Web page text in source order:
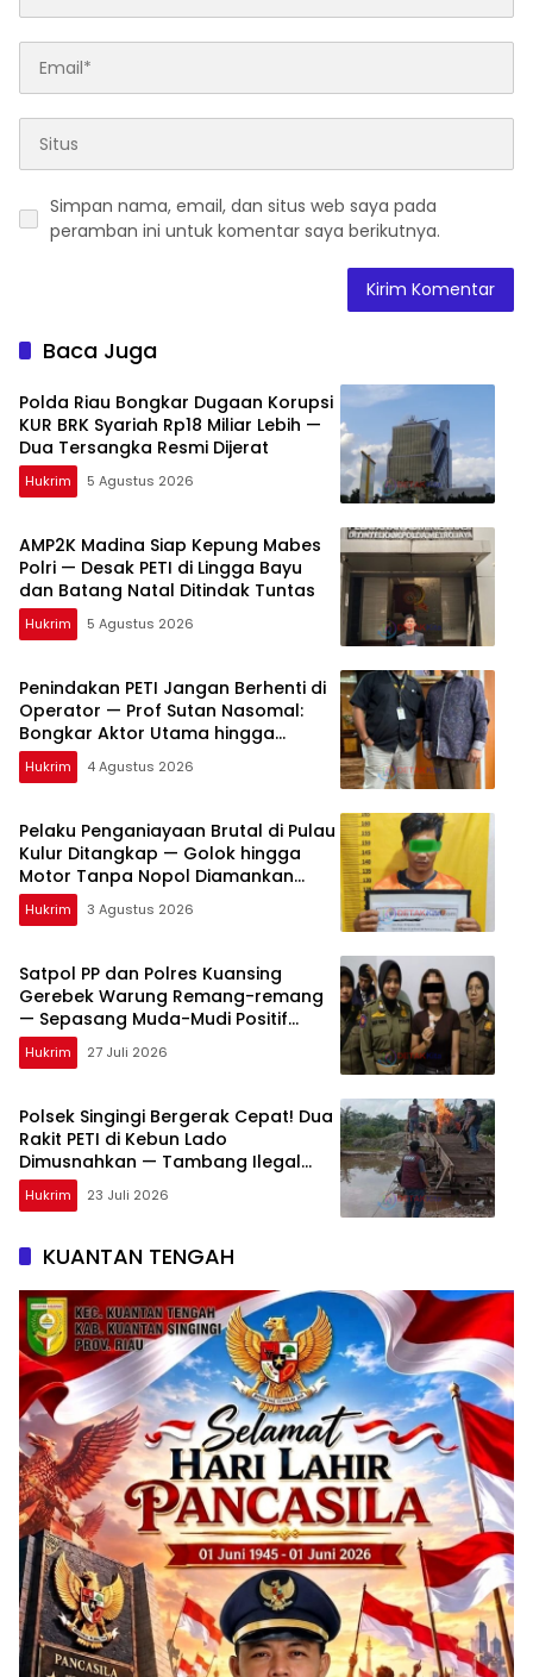
Simpan nama, email, dan situs web saya pada
peramban ini untuk komentar saya berikutnya.
Baca Juga
Polda Riau Bongkar Dugaan Korupsi
KUR BRK Syariah Rp18 Miliar Lebih —
Dua Tersangka Resmi Dijerat
Hukrim 5 Agustus 2026
AMP2K Madina Siap Kepung Mabes
Polri — Desak PETI di Lingga Bayu
dan Batang Natal Ditindak Tuntas
Hukrim 5 Agustus 2026
Penindakan PETI Jangan Berhenti di
Operator — Prof Sutan Nasomal:
Bongkar Aktor Utama hingga
Pemodal
Hukrim 4 Agustus 2026
Pelaku Penganiayaan Brutal di Pulau
Kulur Ditangkap — Golok hingga
Motor Tanpa Nopol Diamankan
Polisi
Hukrim 3 Agustus 2026
Satpol PP dan Polres Kuansing
Gerebek Warung Remang-remang
— Sepasang Muda-Mudi Positif
Narkoba Diamankan
Hukrim 27 Juli 2026
Polsek Singingi Bergerak Cepat! Dua
Rakit PETI di Kebun Lado
Dimusnahkan — Tambang Ilegal
Terus Diburu
Hukrim 23 Juli 2026
KUANTAN TENGAH